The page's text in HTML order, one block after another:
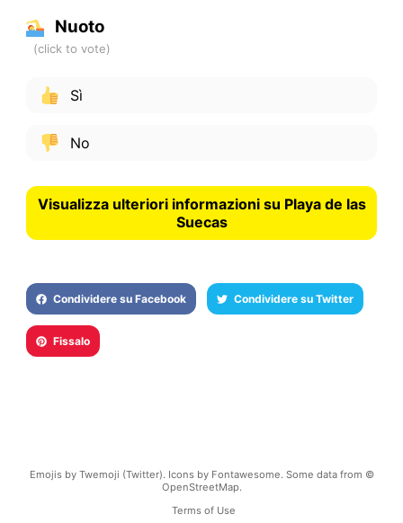
Nuoto
Sì
No
Visualizza ulteriori informazioni su Playa de las
Suecas
Condividere su Facebook Condividere su Twitter
Fissalo
Emojis by Twemoji (Twitter). Icons by Fontawesome. Some data from ©
OpenStreetMap.
Terms of Use